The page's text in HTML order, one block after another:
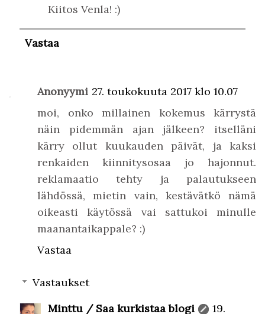
Kiitos Venla! :)
Vastaa
Anonyymi 27. toukokuuta 2017 klo 10.07
moi, onko millainen kokemus kärrystä
näin pidemmän ajan jälkeen? itselläni
kärry ollut kuukauden päivät, ja kaksi
renkaiden kiinnitysosaa jo hajonnut.
reklamaatio tehty ja palautukseen
lähdössä, mietin vain, kestävätkö nämä
oikeasti käytössä vai sattukoi minulle
maanantaikappale? :)
Vastaa
Vastaukset
Minttu / Saa kurkistaa blogi
19.